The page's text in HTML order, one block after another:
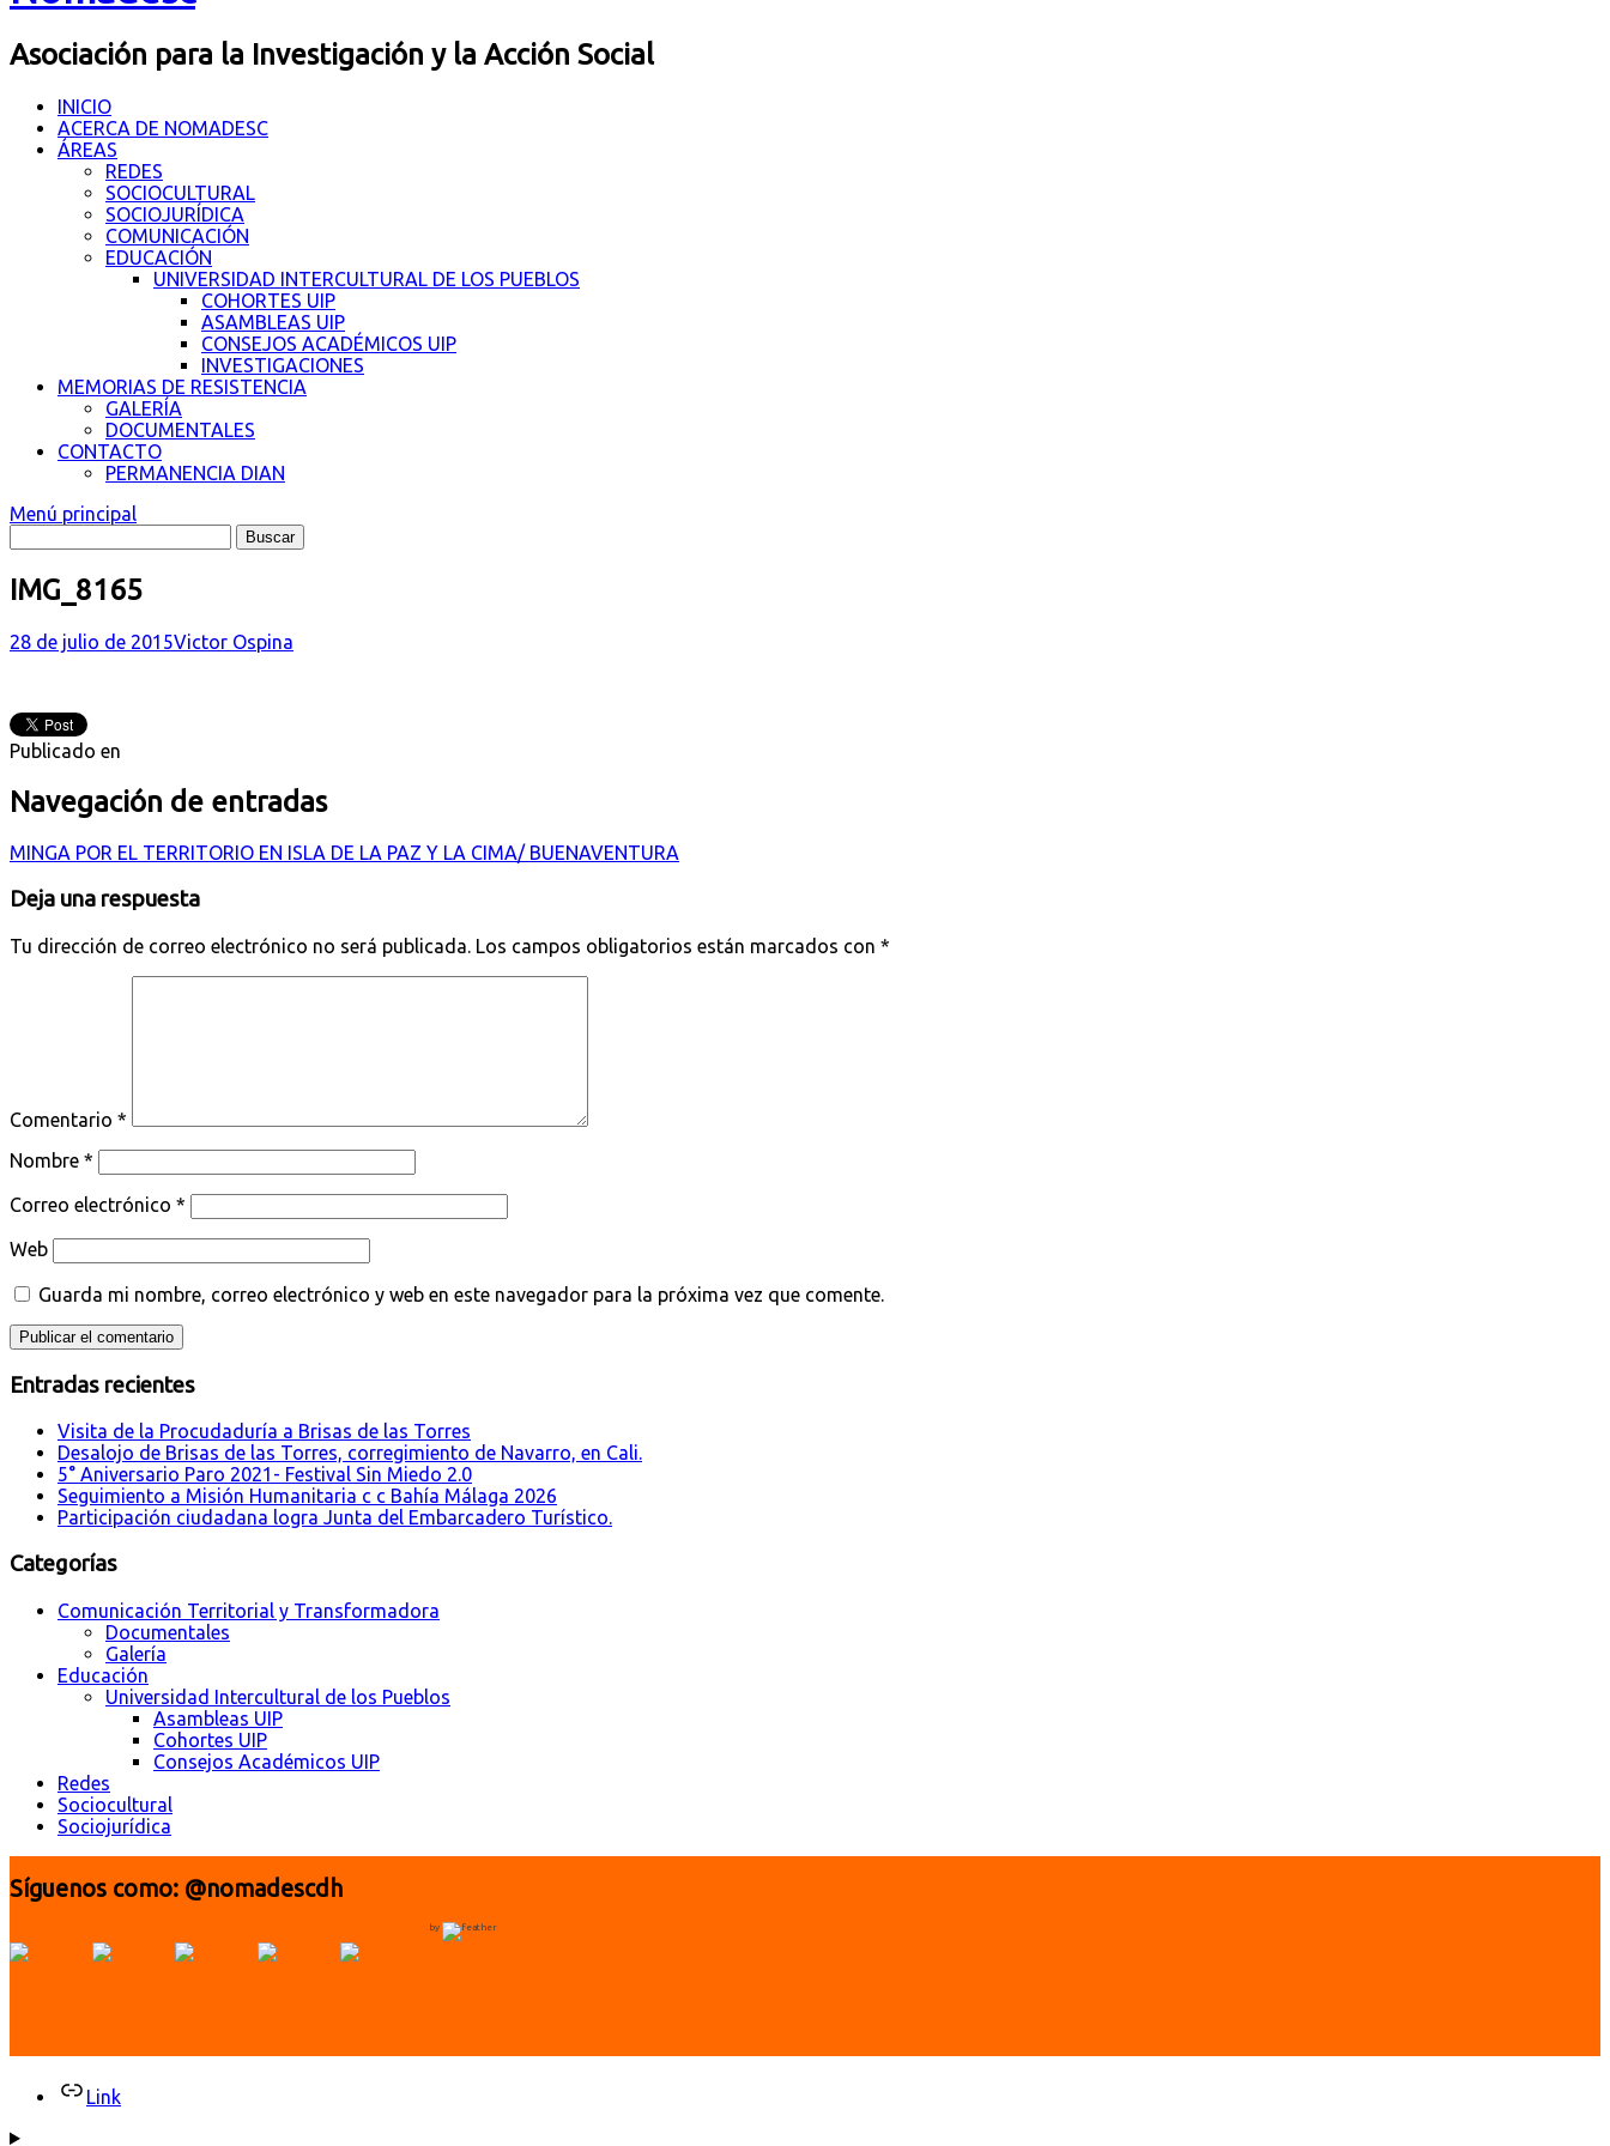
Asociación para la Investigación y la Acción Social
INICIO
ACERCA DE NOMADESC
ÁREAS
REDES
SOCIOCULTURAL
SOCIOJURÍDICA
COMUNICACIÓN
EDUCACIÓN
UNIVERSIDAD INTERCULTURAL DE LOS PUEBLOS
COHORTES UIP
ASAMBLEAS UIP
CONSEJOS ACADÉMICOS UIP
INVESTIGACIONES
MEMORIAS DE RESISTENCIA
GALERÍA
DOCUMENTALES
CONTACTO
PERMANENCIA DIAN
Menú principal
IMG_8165
28 de julio de 2015Victor Ospina
Publicado en
Navegación de entradas
MINGA POR EL TERRITORIO EN ISLA DE LA PAZ Y LA CIMA/ BUENAVENTURA
Deja una respuesta
Tu dirección de correo electrónico no será publicada. Los campos obligatorios están marcados con *
Comentario *
Nombre *
Correo electrónico *
Web
Guarda mi nombre, correo electrónico y web en este navegador para la próxima vez que comente.
Entradas recientes
Visita de la Procudaduría a Brisas de las Torres
Desalojo de Brisas de las Torres, corregimiento de Navarro, en Cali.
5° Aniversario Paro 2021- Festival Sin Miedo 2.0
Seguimiento a Misión Humanitaria c c Bahía Málaga 2026
Participación ciudadana logra Junta del Embarcadero Turístico.
Categorías
Comunicación Territorial y Transformadora
Documentales
Galería
Educación
Universidad Intercultural de los Pueblos
Asambleas UIP
Cohortes UIP
Consejos Académicos UIP
Redes
Sociocultural
Sociojurídica
Síguenos como: @nomadescdh
by
Link